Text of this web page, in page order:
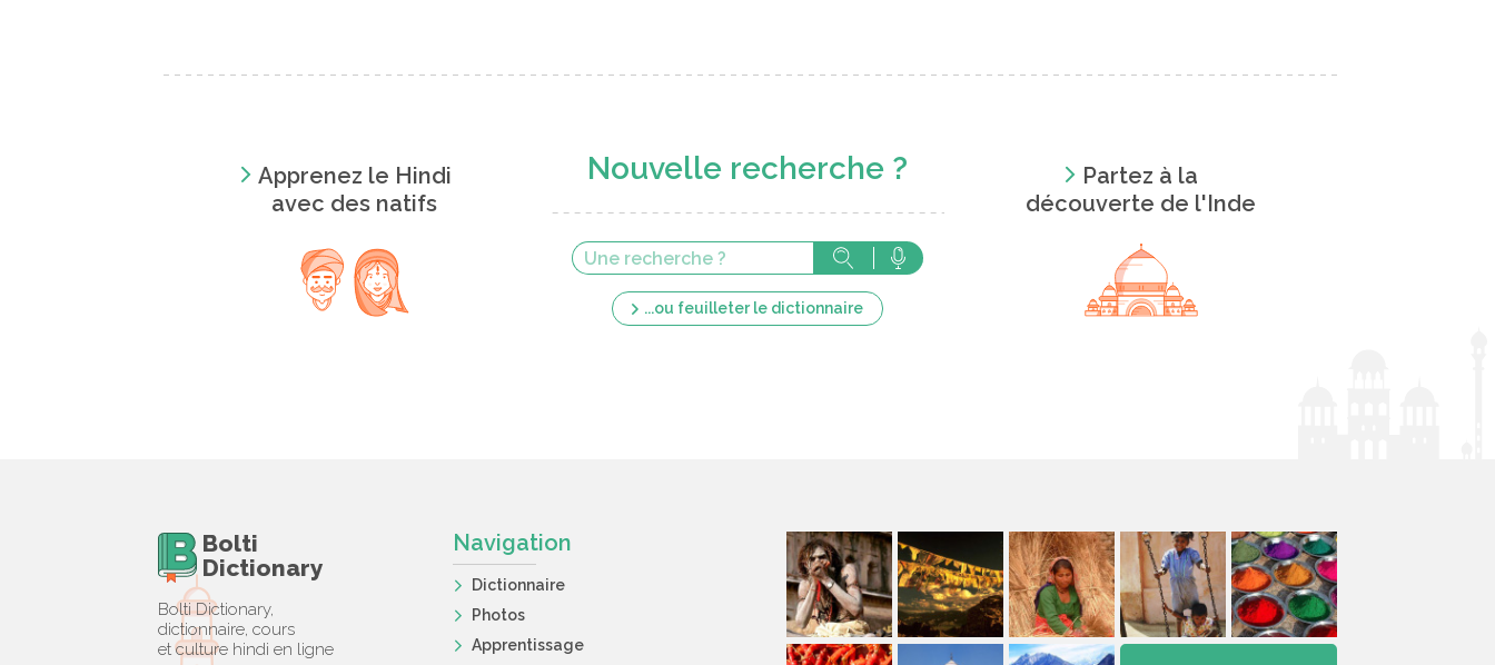
Apprenez le Hindi
avec des natifs
Nouvelle recherche ?
...ou feuilleter le dictionnaire
Partez à la
découverte de l'Inde
Bolti
Dictionary
Bolti Dictionary,
dictionnaire, cours
et culture hindi en ligne
Navigation
Dictionnaire
Photos
Apprentissage